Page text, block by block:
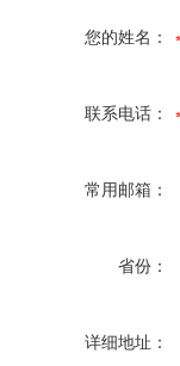
您的姓名：
联系电话：
常用邮箱：
省份：
详细地址：